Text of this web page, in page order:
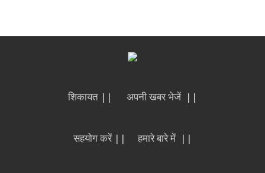
शिकायत || अपनी खबर भेजें ||
सहयोग करें || हमारे बारे में ||